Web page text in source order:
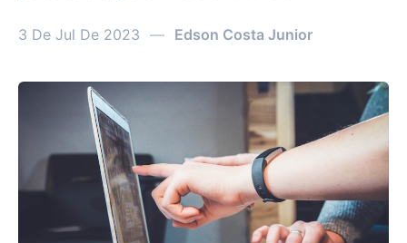
3 De Jul De 2023 — Edson Costa Junior